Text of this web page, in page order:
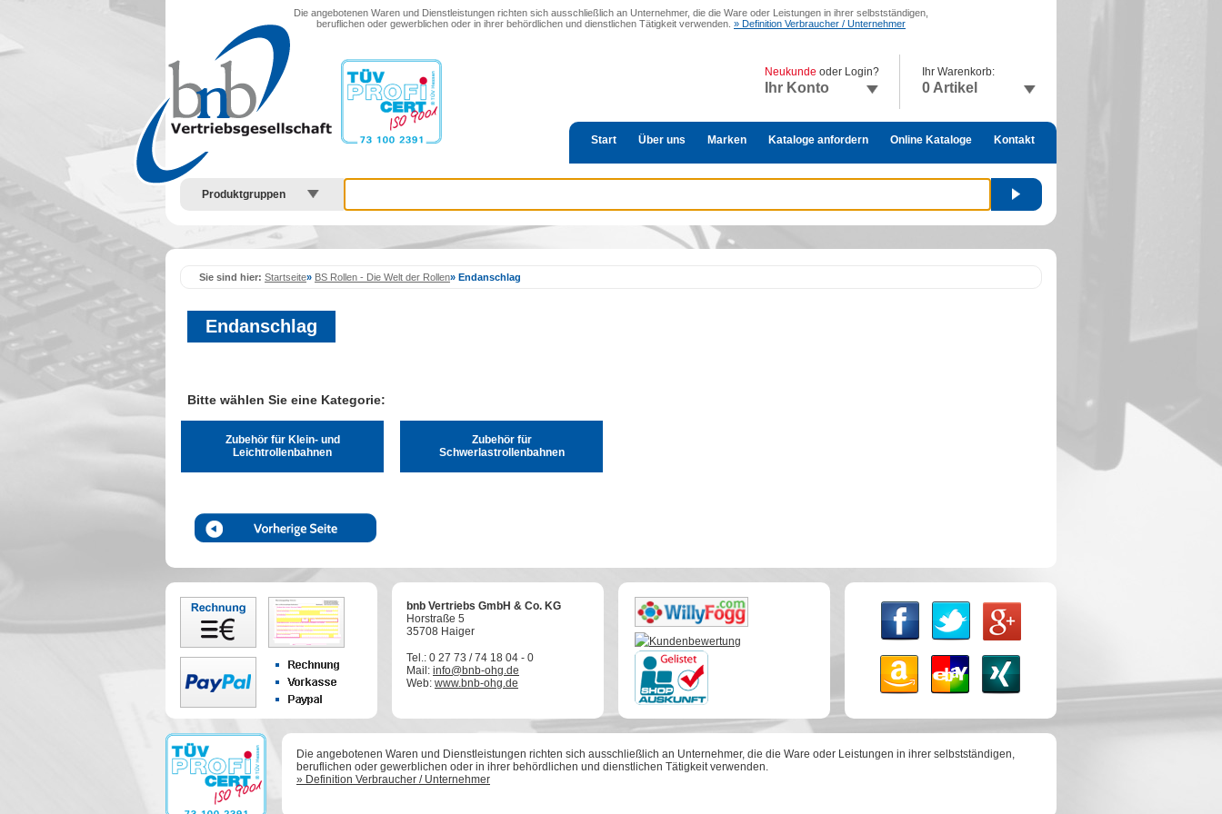
Die angebotenen Waren und Dienstleistungen richten sich ausschließlich an Unternehmer, die die Ware oder Leistungen in ihrer selbstständigen,
beruflichen oder gewerblichen oder in ihrer behördlichen und dienstlichen Tätigkeit verwenden. » Definition Verbraucher / Unternehmer
Start Über uns Marken Kataloge anfordern Online Kataloge Kontakt
Neukunde oder Login?
Ihr Konto
Ihr Warenkorb:
0 Artikel
Produktgruppen
Sie sind hier: Startseite» BS Rollen - Die Welt der Rollen» Endanschlag
Endanschlag
Bitte wählen Sie eine Kategorie:
Zubehör für Klein- und
Leichtrollenbahnen
Zubehör für
Schwerlastrollenbahnen
bnb Vertriebs GmbH & Co. KG
Horstraße 5
35708 Haiger
Tel.: 0 27 73 / 74 18 04 - 0
Mail: info@bnb-ohg.de
Web: www.bnb-ohg.de
Die angebotenen Waren und Dienstleistungen richten sich ausschließlich an Unternehmer, die die Ware oder Leistungen in ihrer selbstständigen,
beruflichen oder gewerblichen oder in ihrer behördlichen und dienstlichen Tätigkeit verwenden.
» Definition Verbraucher / Unternehmer